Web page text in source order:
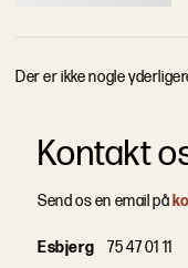
Der erikkenogeyderliger
Kontakt
Send os en email på
Esbjerg
75 47 01 11